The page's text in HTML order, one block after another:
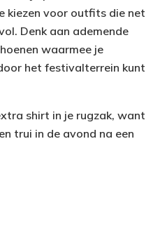
kiezen voor outfits die net
Denk aan ademende
waarmee je
het festivalterrein kunt
shirt in je rugzak, want
trui in de avond na een